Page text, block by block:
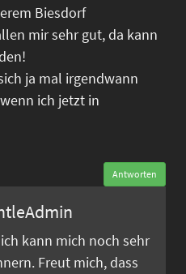
Biesdorf
mir sehr gut, da kann
ja mal irgendwann
ich jetzt in
Antworten
kann mich noch sehr
Freut mich, dass